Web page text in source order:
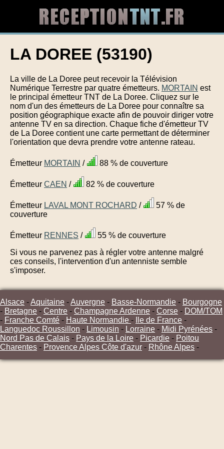
LA DOREE (53190)
La ville de La Doree peut recevoir la Télévision
Numérique Terrestre par quatre émetteurs. MORTAIN est
le principal émetteur TNT de La Doree. Cliquez sur le
nom d'un des émetteurs de La Doree pour connaître sa
position géographique exacte afin de pouvoir diriger votre
antenne TV en sa direction. Chaque fiche d'émetteur TV
de La Doree contient une carte permettant de déterminer
l'orientation que devra prendre votre antenne rateau.
Émetteur MORTAIN / 88 % de couverture
Émetteur CAEN / 82 % de couverture
Émetteur LAVAL MONT ROCHARD /
57 % de
couverture
Émetteur RENNES /
55 % de couverture
Si vous ne parvenez pas à régler votre antenne malgré
ces conseils, l'intervention d'un antenniste semble
s'imposer.
Alsace -Aquitaine -Auvergne - Basse-Normandie - Bourgogne
- Bretagne - Centre - Champagne Ardenne - Corse - DOM/TOM
- Franche Comté - Haute Normandie - Ile de France -
Languedoc Roussillon - Limousin - Lorraine - Midi Pyrénées -
Nord Pas de Calais - Pays de la Loire - Picardie - Poitou
Charentes - Provence Alpes Côte d'azur - Rhône Alpes -